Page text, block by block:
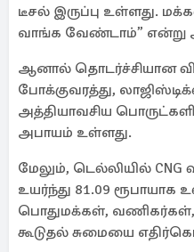
டீசல் இருப்பு உள்ளது.
வாங்க வேண்டாம்” என்று
ஆனால் தொடர்ச்சியான
போக்குவரத்து,
அத்தியாவசிய
அபாயம் உள்ளது.
மேலும், டெல்லியில் CNG
உயர்ந்து 81.09
பொதுமக்கள், வணிகர்கள்,
கூடுதல் சுமையை